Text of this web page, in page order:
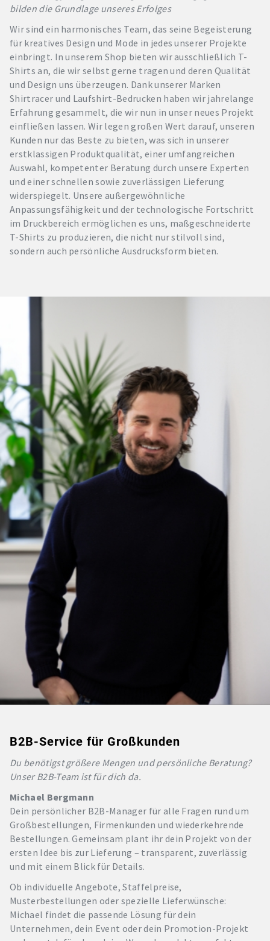
bilden die Grundlage unseres Erfolges
Wir sind ein harmonisches Team, das seine Begeisterung
für kreatives Design und Mode in jedes unserer Projekte
einbringt. In unserem Shop bieten wir ausschließlich T-
Shirts an, die wir selbst gerne tragen und deren Qualität
und Design uns überzeugen. Dank unserer Marken
Shirtracer und Laufshirt-Bedrucken haben wir jahrelange
Erfahrung gesammelt, die wir nun in unser neues Projekt
einfließen lassen. Wir legen großen Wert darauf, unseren
Kunden nur das Beste zu bieten, was sich in unserer
erstklassigen Produktqualität, einer umfangreichen
Auswahl, kompetenter Beratung durch unsere Experten
und einer schnellen sowie zuverlässigen Lieferung
widerspiegelt. Unsere außergewöhnliche
Anpassungsfähigkeit und der technologische Fortschritt
im Druckbereich ermöglichen es uns, maßgeschneiderte
T-Shirts zu produzieren, die nicht nur stilvoll sind,
sondern auch persönliche Ausdrucksform bieten.
B2B-Service für Großkunden
Du benötigst größere Mengen und persönliche Beratung?
Unser B2B-Team ist für dich da.
Michael Bergmann
Dein persönlicher B2B-Manager für alle Fragen rund um
Großbestellungen, Firmenkunden und wiederkehrende
Bestellungen. Gemeinsam plant ihr dein Projekt von der
ersten Idee bis zur Lieferung – transparent, zuverlässig
und mit einem Blick für Details.
Ob individuelle Angebote, Staffelpreise,
Musterbestellungen oder spezielle Lieferwünsche:
Michael findet die passende Lösung für dein
Unternehmen, dein Event oder dein Promotion-Projekt